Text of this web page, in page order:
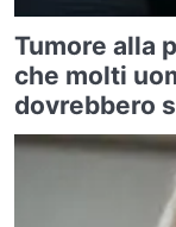
Tumore alla
che molti
dovrebbero